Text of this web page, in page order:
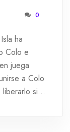
0
ha
Colo e
juega
a Colo
sin